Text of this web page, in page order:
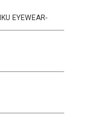
EYEWEAR-